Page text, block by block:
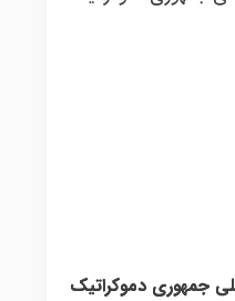
جمهوری دموکراتیک